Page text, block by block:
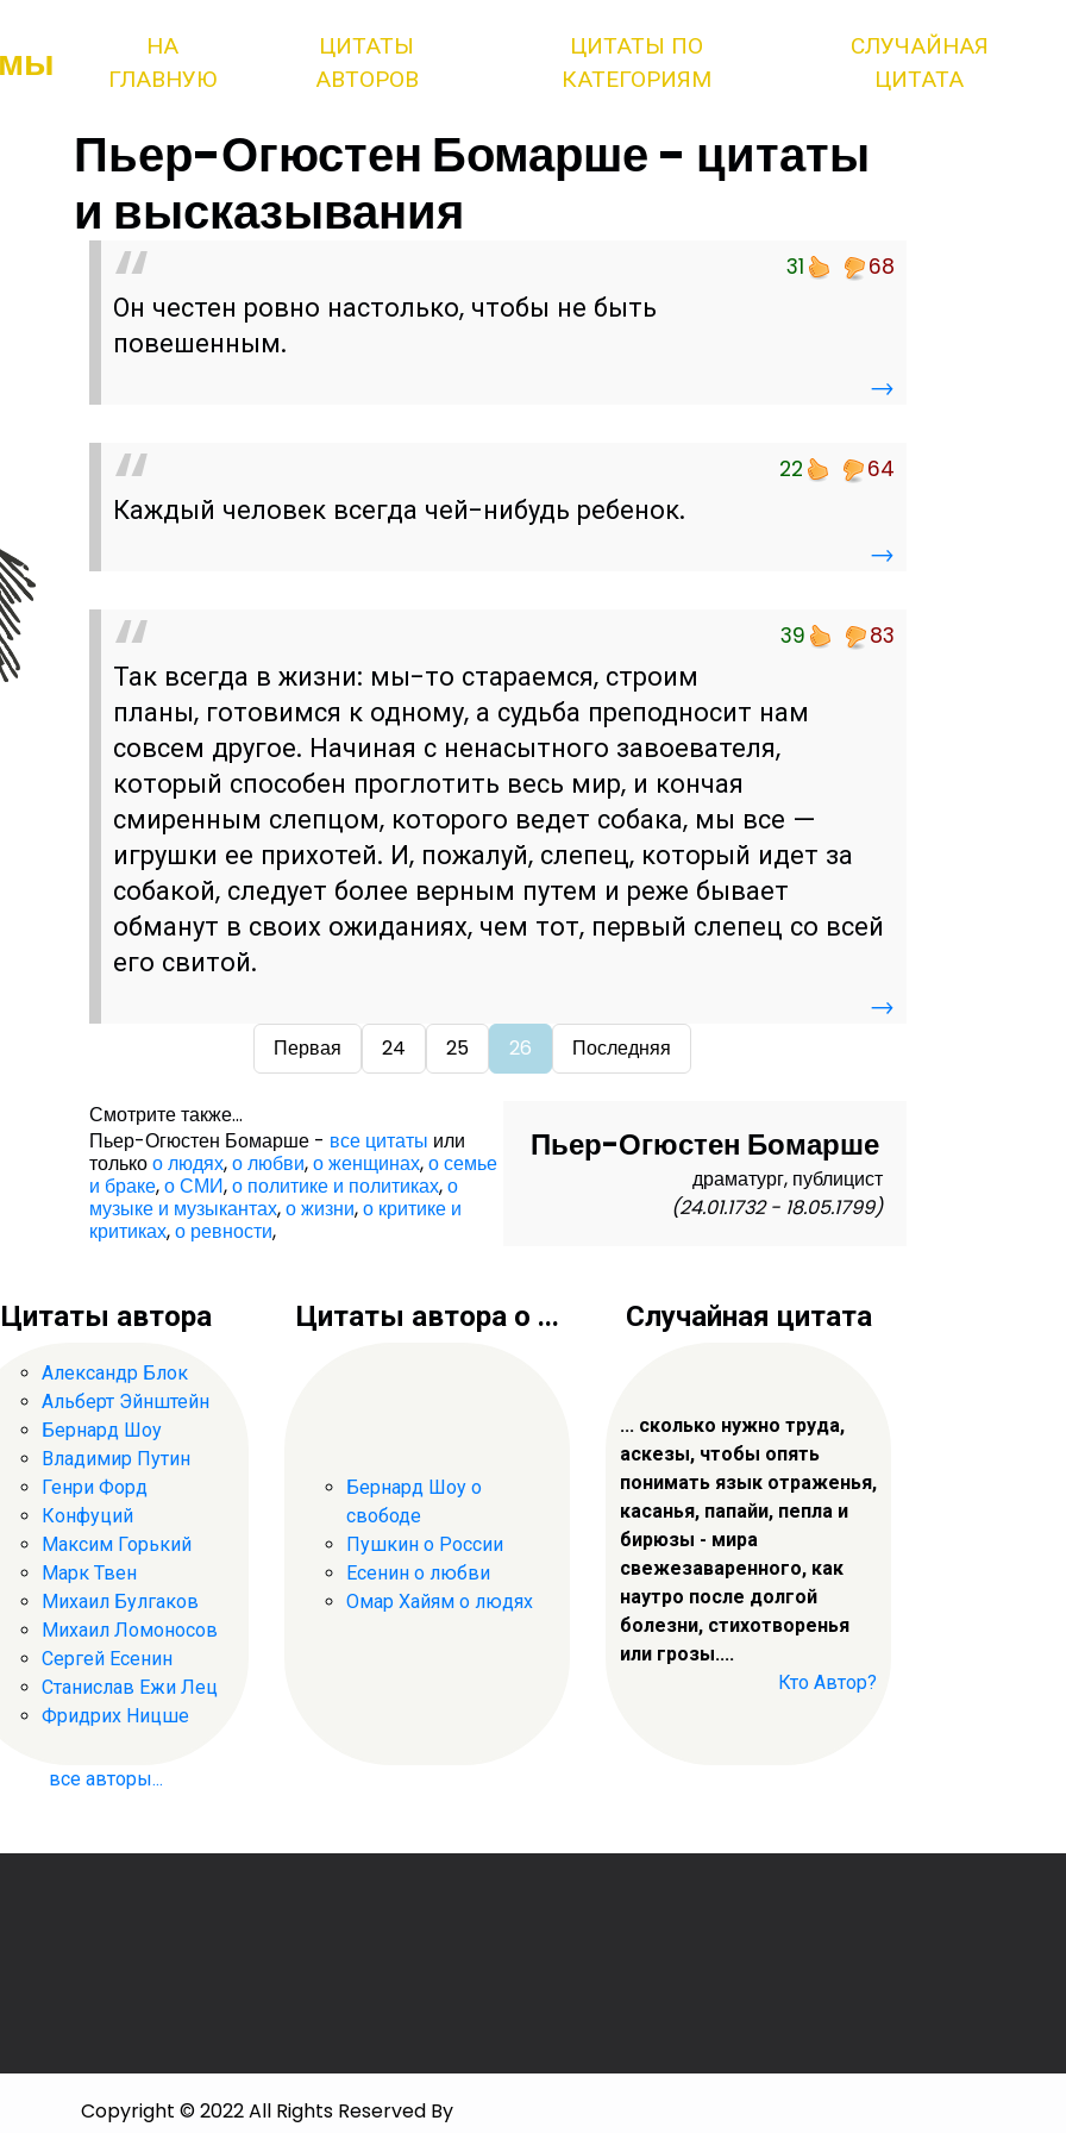
НА
ГЛАВНУЮ
ЦИТАТЫ
АВТОРОВ
ЦИТАТЫ ПО
КАТЕГОРИЯМ
СЛУЧАЙНАЯ
ЦИТАТА
Пьер-Огюстен Бомарше - цитаты
и высказывания
31 68
Он честен ровно настолько, чтобы не быть
повешенным.
→
22 64
Каждый человек всегда чей-нибудь ребенок.
→
39 83
Так всегда в жизни: мы-то стараемся, строим
планы, готовимся к одному, а судьба преподносит нам
совсем другое. Начиная с ненасытного завоевателя,
который способен проглотить весь мир, и кончая
смиренным слепцом, которого ведет собака, мы все —
игрушки ее прихотей. И, пожалуй, слепец, который идет за
собакой, следует более верным путем и реже бывает
обманут в своих ожиданиях, чем тот, первый слепец со всей
его свитой.
→
Первая 24 25 26 Последняя
Пьер-Огюстен Бомарше
драматург, публицист
(24.01.1732 - 18.05.1799)
Смотрите также...
Пьер-Огюстен Бомарше - все цитаты или
толькоо людях,о любви,о женщинах,о семье
и браке,о СМИ,о политике и политиках,о
музыке и музыкантах,о жизни,о критике и
критиках,о ревности,
Цитаты автора
Александр Блок
Альберт Эйнштейн
Бернард Шоу
Владимир Путин
Генри Форд
Конфуций
Максим Горький
Марк Твен
Михаил Булгаков
Михаил Ломоносов
Сергей Есенин
Станислав Ежи Лец
Фридрих Ницше
все авторы...
Цитаты автора о ...
Бернард Шоу о
свободе
Пушкин о России
Есенин о любви
Омар Хайям о людях
Случайная цитата
... сколько нужно труда,
аскезы, чтобы опять
понимать язык отраженья,
касанья, папайи, пепла и
бирюзы - мира
свежезаваренного, как
наутро после долгой
болезни, стихотворенья
или грозы....
Кто Автор?
Copyright © 2022 All Rights Reserved By